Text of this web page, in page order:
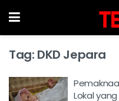
Tag: DKD Jepara
Lokal